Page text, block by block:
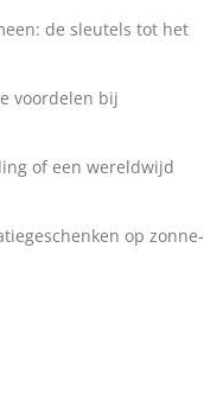
de sleutels tot het
voordelen bij
of een wereldwijd
op zonne-